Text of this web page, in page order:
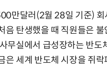
만달러(2월 28일 기준) 회
음 탄생했을 때 직원들은
무실에서 급성장하는 반
은 세계 반도체 시장을 쥐